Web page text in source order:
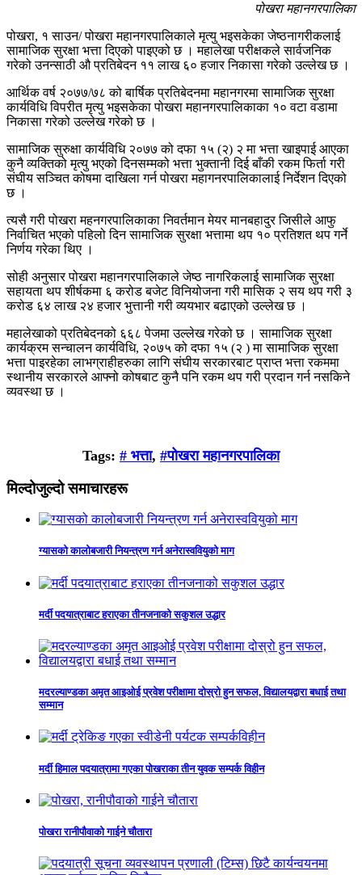
पोखरा महानगरपालिका
पोखरा, १ साउन/ पोखरा महानगरपालिकाले मृत्यु भइसकेका जेष्ठनागरीकलाई
सामाजिक सुरक्षा भत्ता दिएको पाइएको छ । महालेखा परीक्षकले सार्वजनिक
गरेको उनन्साठी औ प्रतिबेदन ११ लाख ६० हजार निकासा गरेको उल्लेख छ ।
आर्थिक वर्ष २०७७/७८ को बार्षिक प्रतिबेदनमा महानगरमा सामाजिक सुरक्षा
कार्यविधि विपरीत मृत्यु भइसकेका पोखरा महानगरपालिकाका १० वटा वडामा
निकासा गरेको उल्लेख गरेको छ ।
सामाजिक सुरुक्षा कार्यविधि २०७७ को दफा १५ (२) २ मा भत्ता खाइपाई आएका
कुनै व्यक्तिको मृत्यु भएको दिनसम्मको भत्ता भुक्तानी दिई बाँकी रकम फिर्ता गरी
संघीय सञ्चित कोषमा दाखिला गर्न पोखरा महागनरपालिकालाई निर्देशन दिएको
छ ।
त्यसै गरी पोखरा महनगरपालिकाका निवर्तमान मेयर मानबहादुर जिसीले आफु
निर्वाचित भएको पहिलो दिन सामाजिक सुरक्षा भत्तामा थप १० प्रतिशत थप गर्ने
निर्णय गरेका थिए ।
सोही अनुसार पोखरा महानगरपालिकाले जेष्ठ नागरिकलाई सामाजिक सुरक्षा
सहायता थप शीर्षकमा ६ करोड बजेट विनियोजना गरी मासिक २ सय थप गरी ३
करोड ६४ लाख २४ हजार भुत्तानी गरी व्ययभार बढाएको उल्लेख छ ।
महालेखाको प्रतिबेदनको ६६८ पेजमा उल्लेख गरेको छ । सामाजिक सुरक्षा
कार्यक्रम सन्चालन कार्यविधि, २०७५ को दफा १५ (२ ) मा सामाजिक सुरक्षा
भत्ता पाइरहेका लाभग्राहीहरुका लागि संघीय सरकारबाट प्राप्त भत्ता रकममा
स्थानीय सरकारले आफ्नो कोषबाट कुनै पनि रकम थप गरी प्रदान गर्न नसकिने
व्यवस्था छ ।
Tags: # भत्ता, #पोखरा महानगरपालिका
मिल्दोजुल्दो समाचारहरू
ग्यासको कालोबजारी नियन्त्रण गर्न अनेरास्ववियुको माग
मर्दी पदयात्राबाट हराएका तीनजनाको सकुशल उद्धार
मदरल्याण्डका अमृत आइओई प्रवेश परीक्षामा दोस्रो हुन सफल, विद्यालयद्वारा बधाई तथा
सम्मान
मर्दी हिमाल पदयात्रामा गएका पोखराका तीन युवक सम्पर्क विहीन
पोखरा रानीपौवाको गाईने चौतारा